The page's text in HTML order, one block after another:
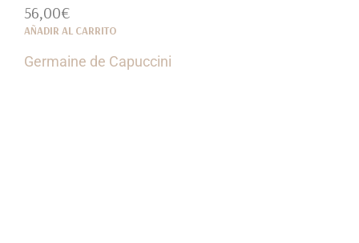
56,00€
AÑADIR AL CARRITO
Germaine de Capuccini